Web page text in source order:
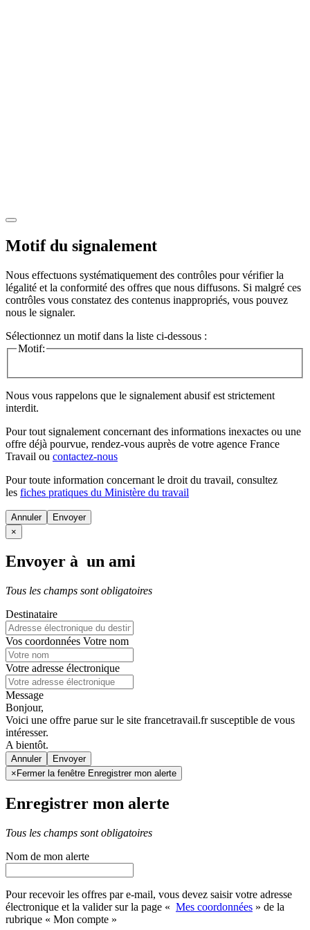
Motif du signalement
Nous effectuons systématiquement des contrôles pour vérifier la
légalité et la conformité des offres que nous diffusons. Si malgré ces
contrôles vous constatez des contenus inappropriés, vous pouvez
nous le signaler.
Sélectionnez un motif dans la liste ci-dessous :
Motif:
Nous vous rappelons que le signalement abusif est strictement
interdit.
Pour tout signalement concernant des informations inexactes ou une
offre déjà pourvue, rendez-vous auprès de votre agence France
Travail ou contactez-nous
Pour toute information concernant le droit du travail, consultez
les fiches pratiques du Ministère du travail
Annuler
×
Envoyer à un ami
Tous les champs sont obligatoires
Destinataire
Vos coordonnées Votre nom
Votre adresse électronique
Message
Bonjour,
Voici une offre parue sur le site francetravail.fr susceptible de vous
intéresser.
A bientôt.
Annuler
× Fermer la fenêtre Enregistrer mon alerte
Enregistrer mon alerte
Tous les champs sont obligatoires
Nom de mon alerte
Pour recevoir les offres par e-mail, vous devez saisir votre adresse
électronique et la valider sur la page « Mes coordonnées » de la
rubrique « Mon compte »